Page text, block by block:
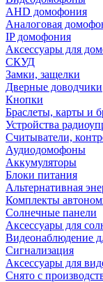
AHD домофония
Аналоговая
IP домофония
Аксессуары для
СКУД
Замки, защелки
Дверные доводчики
Кнопки
Браслеты, карты и
Устройства
Считыватели,
Аудиодомофоны
Аккумуляторы
Блоки питания
Альтернативная
Комплекты
Солнечные панели
Аксессуары для
Видеонаблюдение
Сигнализация
Аксессуары для
Снято с